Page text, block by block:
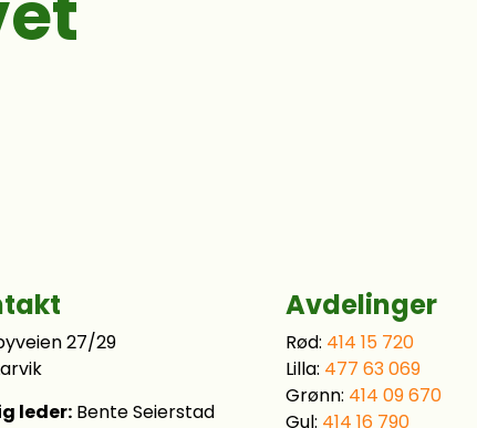
27/29
leder:Bente Seierstad
Avdelinger
Rød: 414 15 720
Lilla: 477 63 069
Grønn: 414 09 670
Gul: 414 16 790